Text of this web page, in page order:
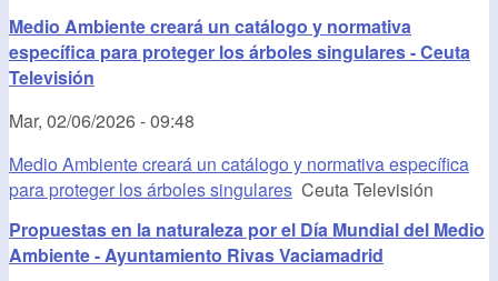
Medio Ambiente creará un catálogo y normativa
específica para proteger los árboles singulares - Ceuta
Televisión
Mar, 02/06/2026 - 09:48
Medio Ambiente creará un catálogo y normativa específica
para proteger los árboles singulares Ceuta Televisión
Propuestas en la naturaleza por el Día Mundial del Medio
Ambiente - Ayuntamiento Rivas Vaciamadrid